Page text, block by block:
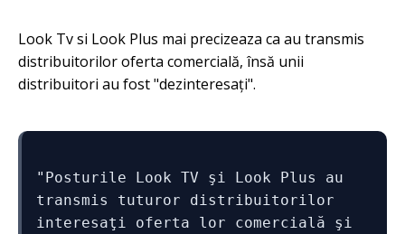
Look Tv si Look Plus mai precizeaza ca au transmis
distribuitorilor oferta comercială, însă unii
distribuitori au fost "dezinteresați".
"Posturile Look TV şi Look Plus au
transmis tuturor distribuitorilor
interesaţi oferta lor comercială şi